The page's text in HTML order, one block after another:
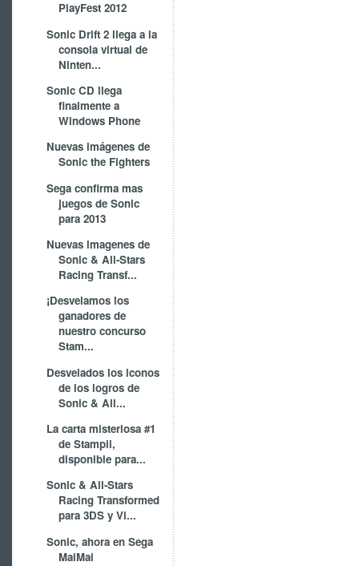
PlayFest 2012
Sonic Drift 2 llega a la
consola virtual de
Ninten...
Sonic CD llega
finalmente a
Windows Phone
Nuevas imágenes de
Sonic the Fighters
Sega confirma mas
juegos de Sonic
para 2013
Nuevas imagenes de
Sonic & All-Stars
Racing Transf...
¡Desvelamos los
ganadores de
nuestro concurso
Stam...
Desvelados los iconos
de los logros de
Sonic & All...
La carta misteriosa #1
de Stampii,
disponible para...
Sonic & All-Stars
Racing Transformed
para 3DS y Vi...
Sonic, ahora en Sega
MaiMai